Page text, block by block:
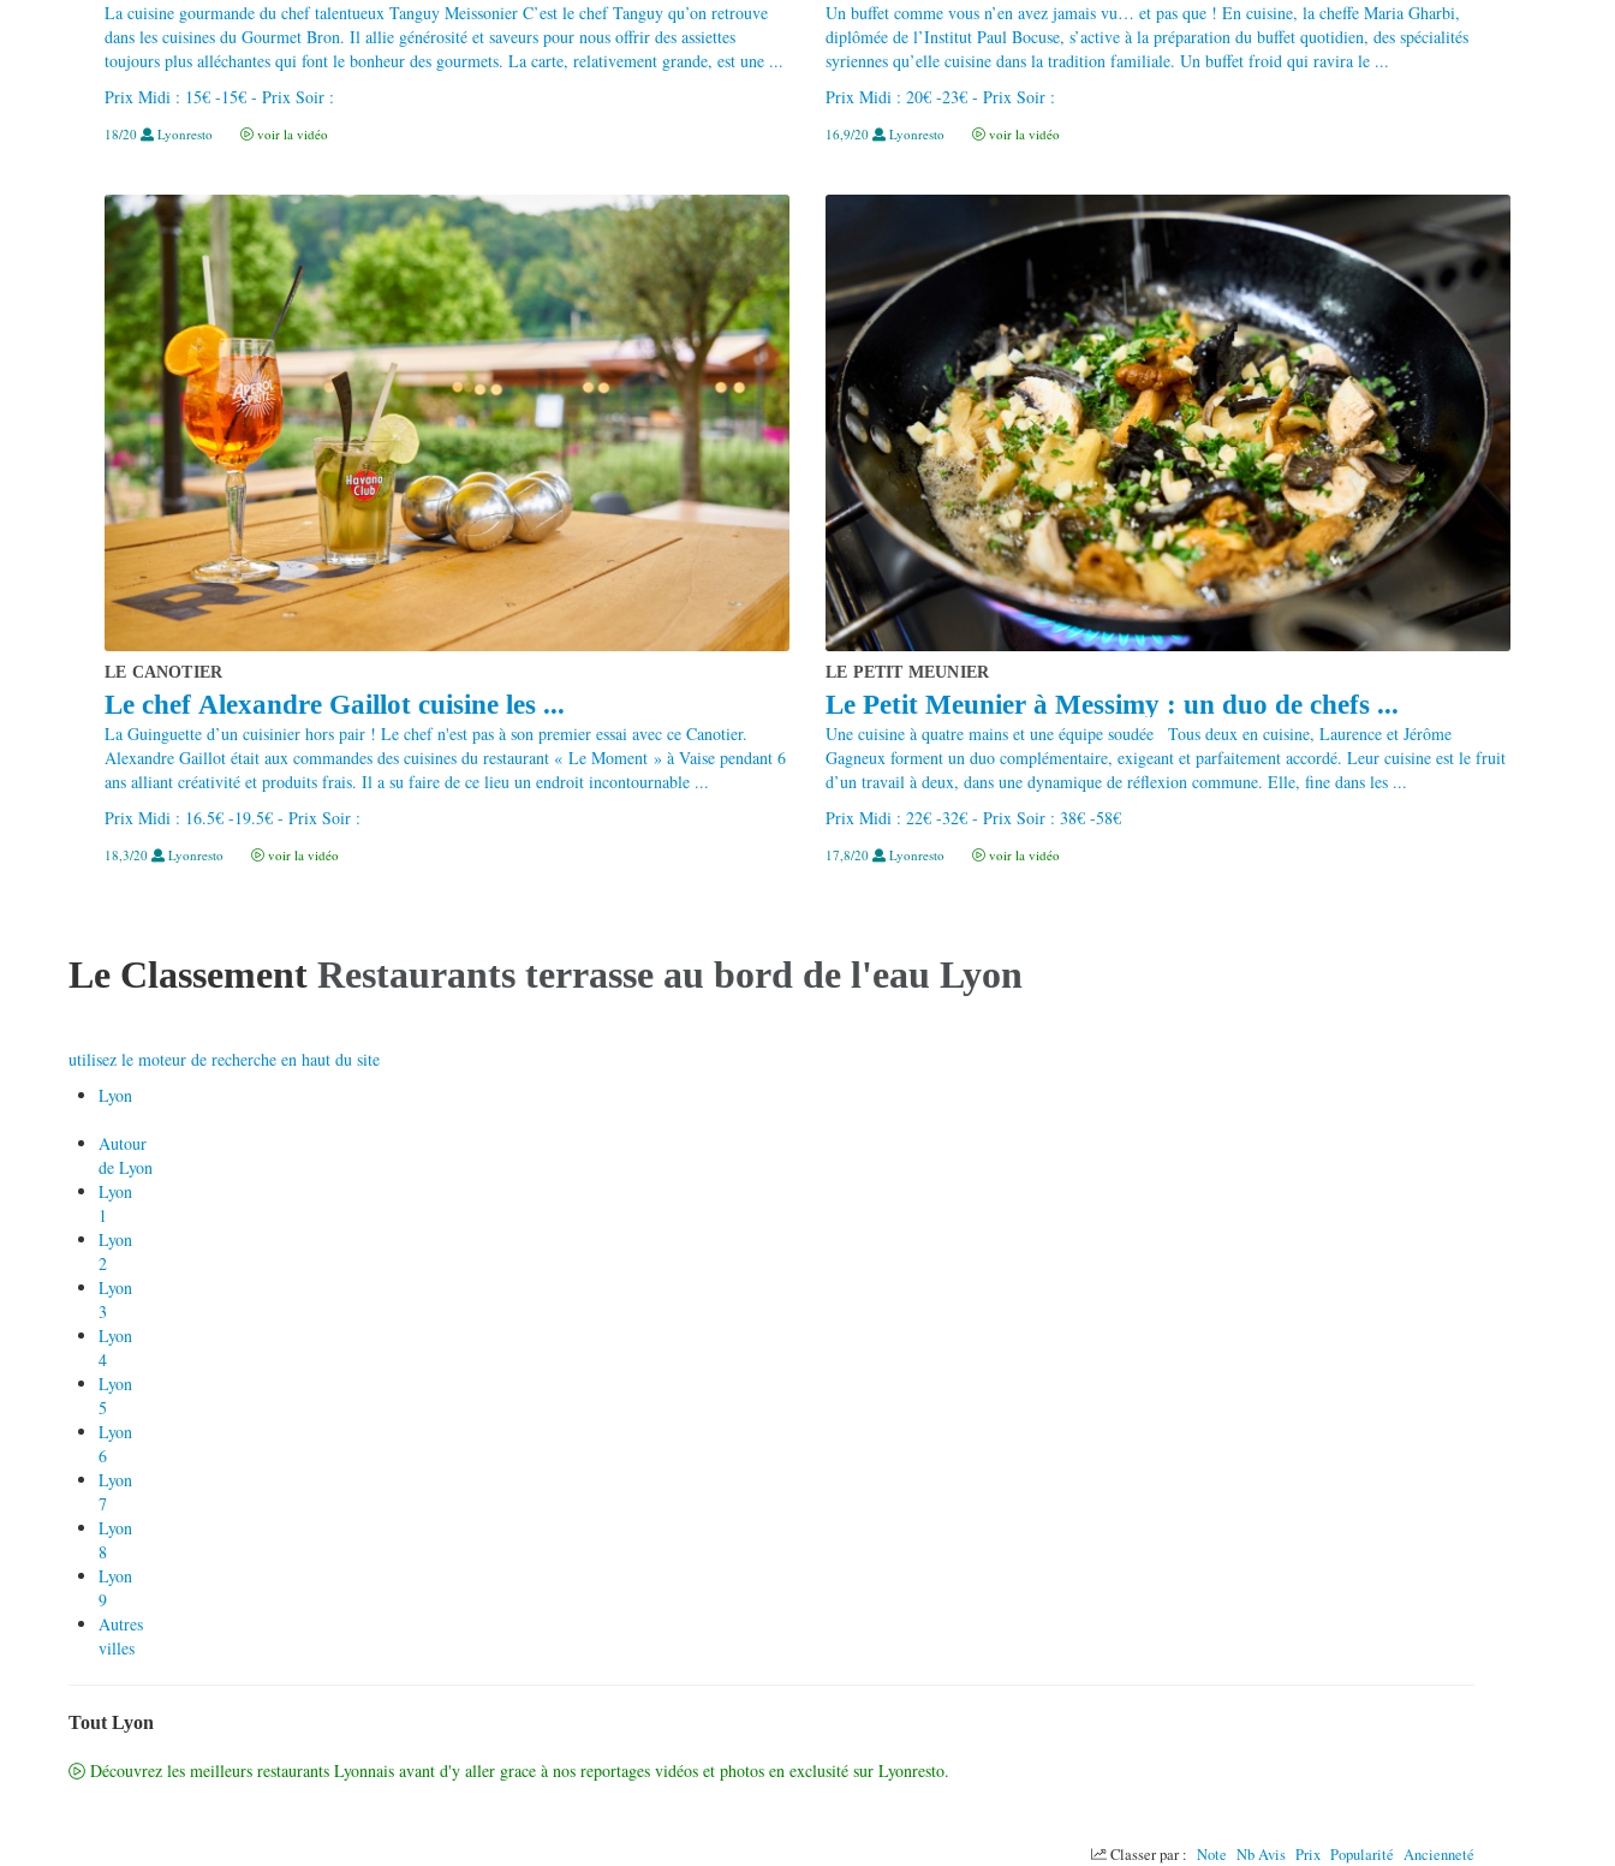
La cuisine gourmande du chef talentueux Tanguy Meissonier C’est le chef Tanguy qu’on retrouve
dans les cuisines du Gourmet Bron. Il allie générosité et saveurs pour nous offrir des assiettes
toujours plus alléchantes qui font le bonheur des gourmets. La carte, relativement grande, est une ...
Prix Midi : 15€ -15€ - Prix Soir :
18/20 Lyonresto voir la vidéo
Un buffet comme vous n’en avez jamais vu… et pas que ! En cuisine, la cheffe Maria Gharbi,
diplômée de l’Institut Paul Bocuse, s’active à la préparation du buffet quotidien, des spécialités
syriennes qu’elle cuisine dans la tradition familiale. Un buffet froid qui ravira le ...
Prix Midi : 20€ -23€ - Prix Soir :
16,9/20 Lyonresto voir la vidéo
LE CANOTIER
Le chef Alexandre Gaillot cuisine les ...
La Guinguette d’un cuisinier hors pair ! Le chef n'est pas à son premier essai avec ce Canotier.
Alexandre Gaillot était aux commandes des cuisines du restaurant « Le Moment » à Vaise pendant 6
ans alliant créativité et produits frais. Il a su faire de ce lieu un endroit incontournable ...
Prix Midi : 16.5€ -19.5€ - Prix Soir :
18,3/20 Lyonresto voir la vidéo
LE PETIT MEUNIER
Le Petit Meunier à Messimy : un duo de chefs ...
Une cuisine à quatre mains et une équipe soudée Tous deux en cuisine, Laurence et Jérôme
Gagneux forment un duo complémentaire, exigeant et parfaitement accordé. Leur cuisine est le fruit
d’un travail à deux, dans une dynamique de réflexion commune. Elle, fine dans les ...
Prix Midi : 22€ -32€ - Prix Soir : 38€ -58€
17,8/20 Lyonresto voir la vidéo
Le Classement Restaurants terrasse au bord de l'eau Lyon
utilisez le moteur de recherche en haut du site
Lyon
Autour
de Lyon
Lyon
1
Lyon
2
Lyon
3
Lyon
4
Lyon
5
Lyon
6
Lyon
7
Lyon
8
Lyon
9
Autres
villes
Tout Lyon
Découvrez les meilleurs restaurants Lyonnais avant d'y aller grace à nos reportages vidéos et photos en exclusité sur Lyonresto.
Classer par : Note Nb Avis Prix Popularité Ancienneté